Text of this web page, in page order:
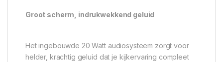
Groot scherm, indrukwekkend geluid
Het ingebouwde 20 Watt audiosysteem zorgt voor
helder, krachtig geluid dat je kijkervaring compleet